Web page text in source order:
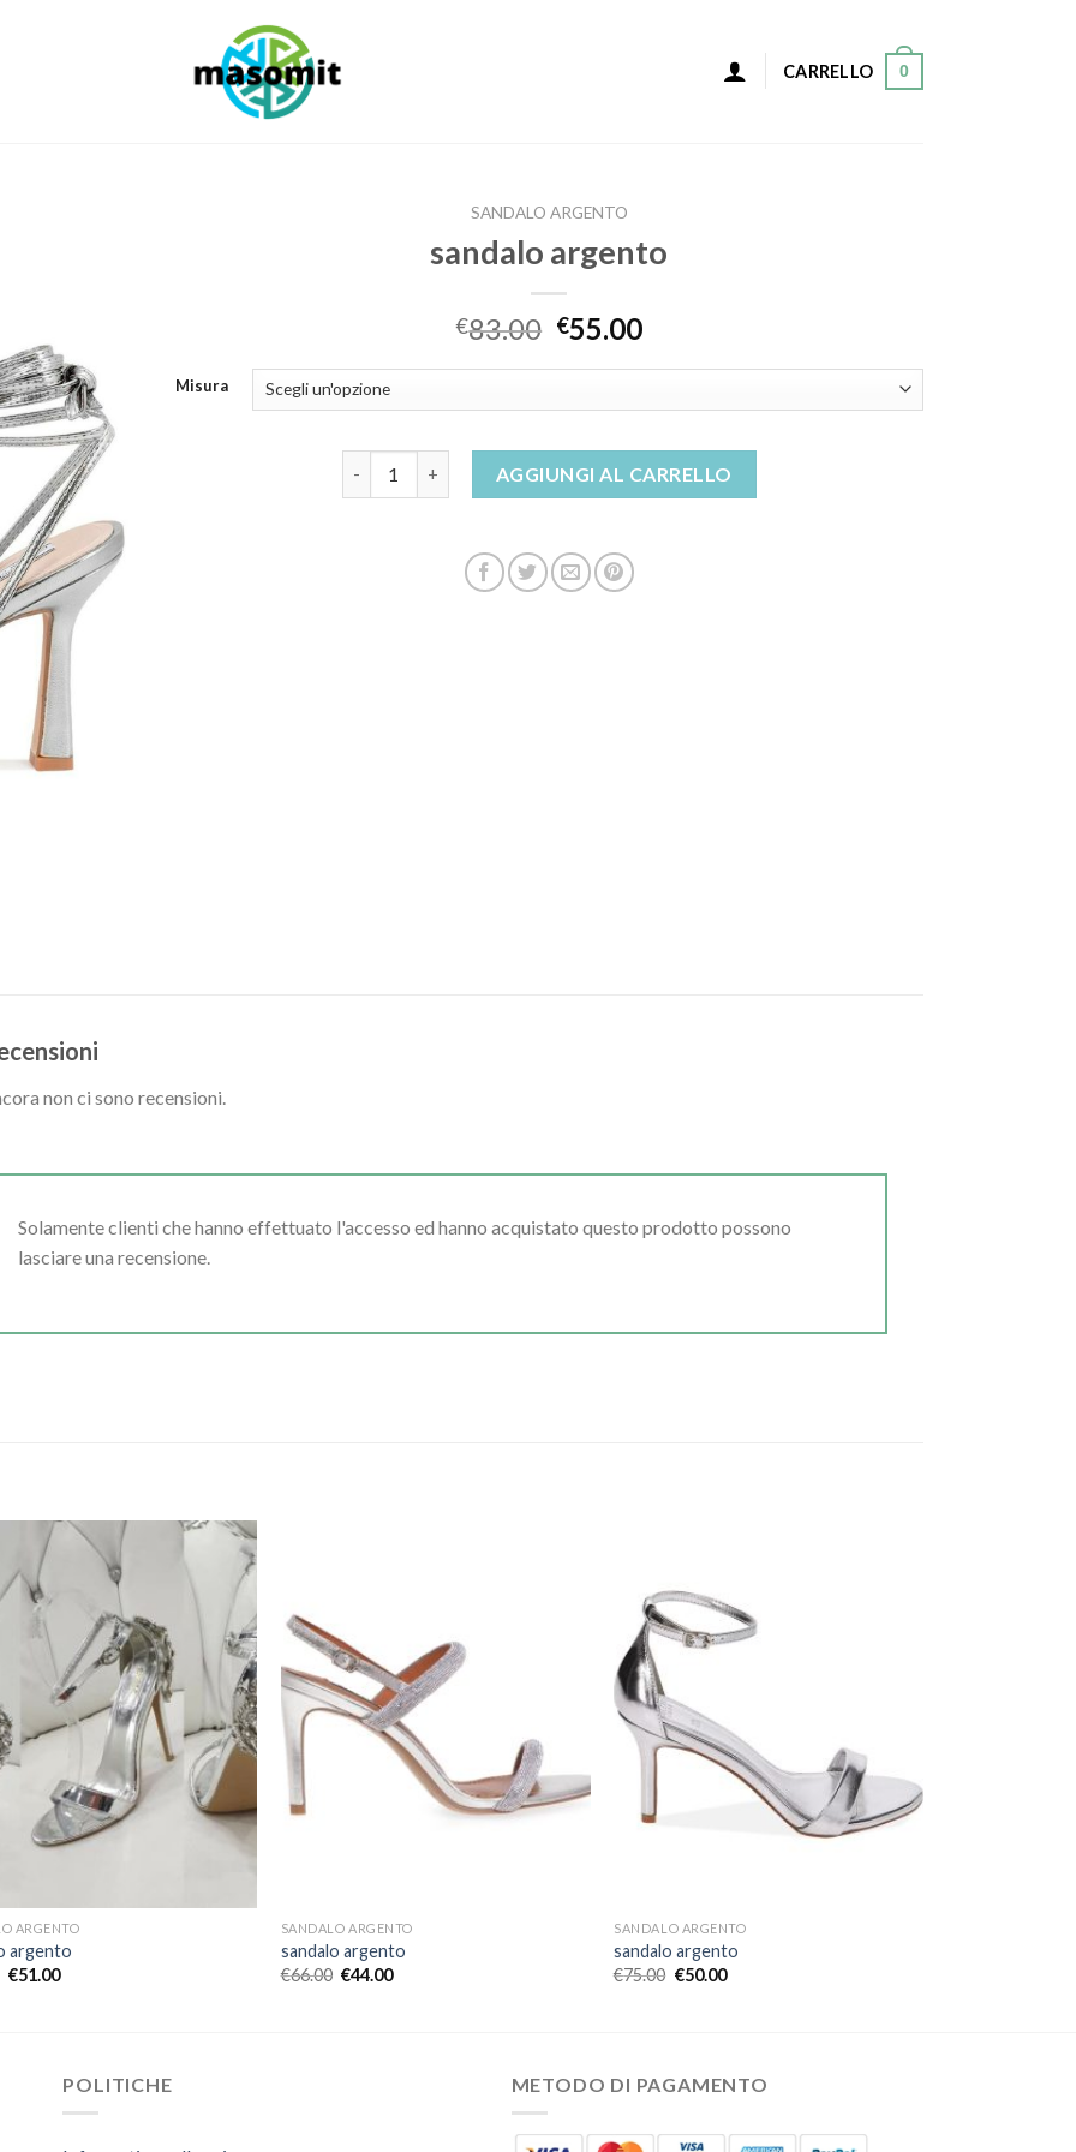
CARRELLO 0
SANDALO ARGENTO
sandalo argento
€83.00 €55.00
Misura
AGGIUNGI AL CARRELLO
non ci sono recensioni.
Solamente clienti che hanno effettuato l'accesso ed hanno acquistato questo prodotto possono
lasciare una recensione.
ARGENTO
argento
€51.00
SANDALO ARGENTO
sandalo argento
€66.00 €44.00
SANDALO ARGENTO
sandalo argento
€75.00 €50.00
POLITICHE METODO DI PAGAMENTO